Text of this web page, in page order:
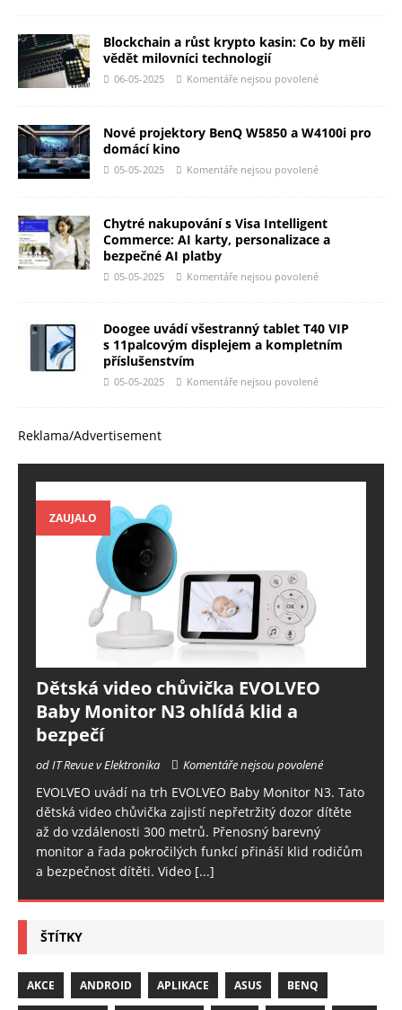
Blockchain a růst krypto kasin: Co by měli
vědět milovníci technologií
06-05-2025 Komentáře nejsou povolené
Nové projektory BenQ W5850 a W4100i pro
domácí kino
05-05-2025 Komentáře nejsou povolené
Chytré nakupování s Visa Intelligent
Commerce: AI karty, personalizace a
bezpečné AI platby
05-05-2025 Komentáře nejsou povolené
Doogee uvádí všestranný tablet T40 VIP
s 11palcovým displejem a kompletním
příslušenstvím
05-05-2025 Komentáře nejsou povolené
Reklama/Advertisement
ZAUJALO
Dětská video chůvička EVOLVEO
Baby Monitor N3 ohlídá klid a
bezpečí
od IT Revue v Elektronika Komentáře nejsou povolené
EVOLVEO uvádí na trh EVOLVEO Baby Monitor N3. Tato
dětská video chůvička zajistí nepřetržitý dozor dítěte
až do vzdálenosti 300 metrů. Přenosný barevný
monitor a řada pokročilých funkcí přináší klid rodičům
a bezpečnost dítěti. Video [...]
ŠTÍTKY
AKCE ANDROID APLIKACE ASUS BENQ